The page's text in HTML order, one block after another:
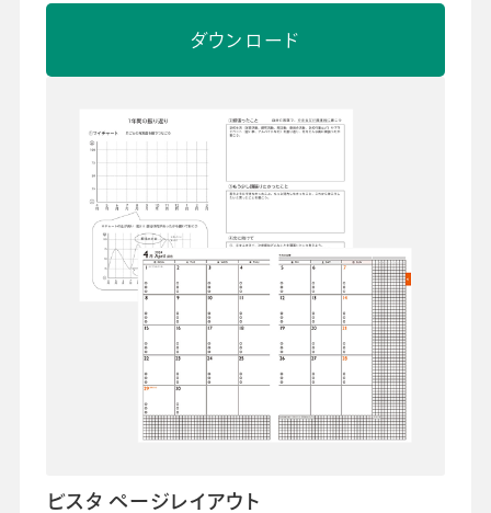
ダウンロード
ビスタ ページレイアウト